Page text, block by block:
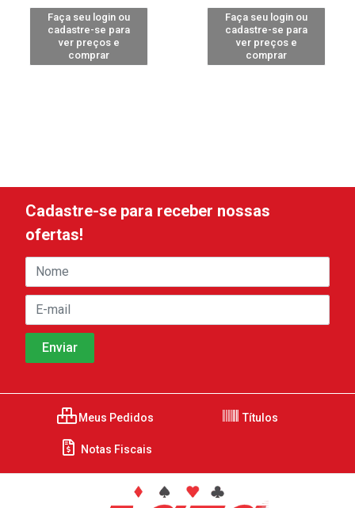
Faça seu login ou
cadastre-se para
ver preços e
comprar
Faça seu login ou
cadastre-se para
ver preços e
comprar
Cadastre-se para receber nossas
ofertas!
Meus Pedidos Títulos
Notas Fiscais